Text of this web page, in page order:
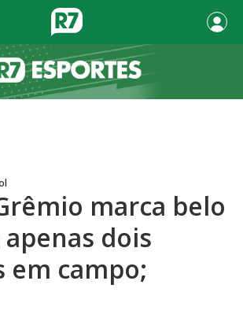
marca belo
dois
em campo;